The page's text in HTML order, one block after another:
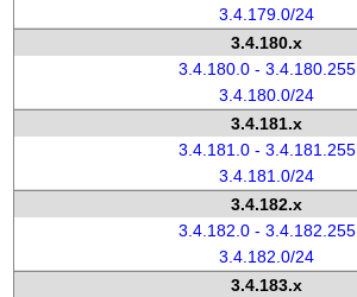
3.4.179.0/24
3.4.180.x
3.4.180.0 - 3.4.180.255
3.4.180.0/24
3.4.181.x
3.4.181.0 - 3.4.181.255
3.4.181.0/24
3.4.182.x
3.4.182.0 - 3.4.182.255
3.4.182.0/24
3.4.183.x